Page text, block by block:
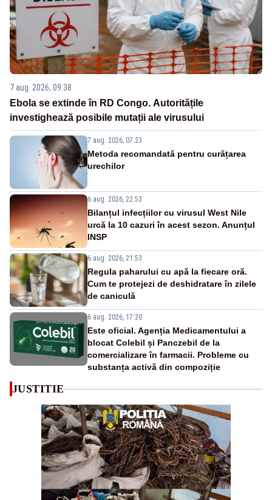
7 aug. 2026, 09:38
Ebola se extinde în RD Congo. Autoritățile
investighează posibile mutații ale virusului
7 aug. 2026, 07:23
Metoda recomandată pentru curățarea
urechilor
6 aug. 2026, 22:53
Bilanțul infecțiilor cu virusul West Nile
urcă la 10 cazuri în acest sezon. Anunțul
INSP
6 aug. 2026, 21:53
Regula paharului cu apă la fiecare oră.
Cum te protejezi de deshidratare în zilele
de caniculă
6 aug. 2026, 17:20
Este oficial. Agenția Medicamentului a
blocat Colebil și Panczebil de la
comercializare în farmacii. Probleme cu
substanța activă din compoziție
JUSTITIE